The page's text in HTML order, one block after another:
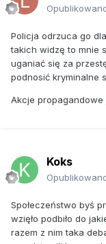
Policja odrzuca go
takich widzę to mnie
uganiać się za
podnosić kryminalne
Akcje propagandowe
Koks
Społeczeństwo byś
wzięło podbiło do
razem z nim taka